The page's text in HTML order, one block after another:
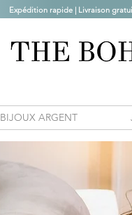
Expédition rapide | Livraison
BIJOUX ARGENT